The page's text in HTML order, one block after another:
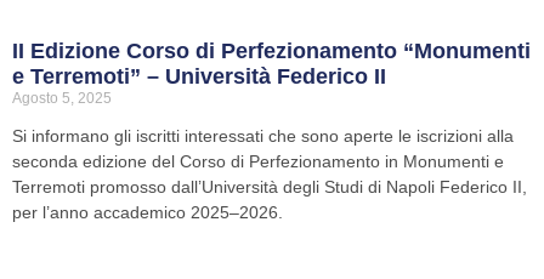
II Edizione Corso di Perfezionamento “Monumenti
e Terremoti” – Università Federico II
Agosto 5, 2025
Si informano gli iscritti interessati che sono aperte le iscrizioni alla
seconda edizione del Corso di Perfezionamento in Monumenti e
Terremoti promosso dall’Università degli Studi di Napoli Federico II,
per l’anno accademico 2025–2026.